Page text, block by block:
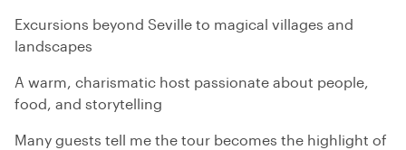
Excursions beyond Seville to magical villages and
landscapes
A warm, charismatic host passionate about people,
food, and storytelling
Many guests tell me the tour becomes the highlight of